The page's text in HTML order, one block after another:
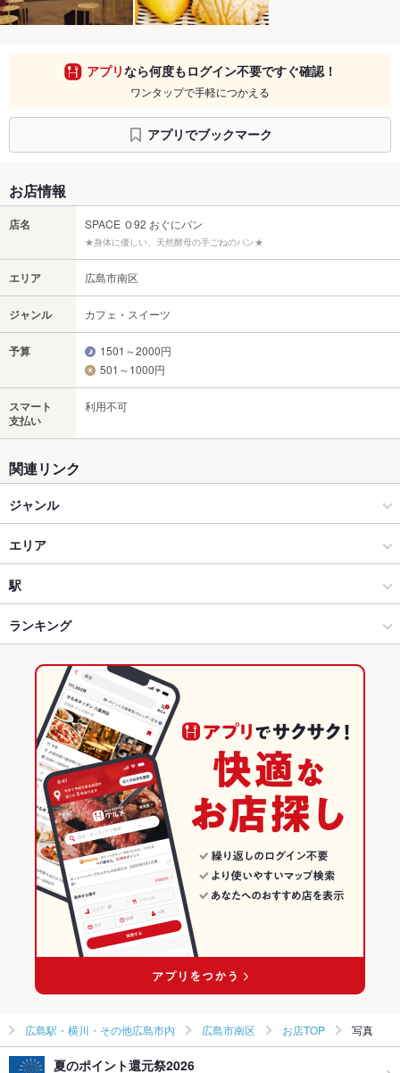
アプリなら何度もログイン不要ですぐ確認！
ワンタップで手軽につかえる
アプリでブックマーク
お店情報
店名 SPACE Ｏ92 おぐにパン
★身体に優しい、天然酵母の手ごねのパン★
エリア 広島市南区
ジャンル カフェ・スイーツ
予算
1501～2000円
501～1000円
スマート
支払い
利用不可
関連リンク
ジャンル
カフェ・スイーツ
カフェ
広島駅・横川・その他広島市内 × カフェ・スイーツ
広島駅・横川・その他広島市内 × カフェ
皆実町六丁目（西側）駅 × カフェ・スイーツ
皆実町六丁目（西側）駅 × カフェ
エリア
広島市南区
広島市南区 × カフェ・スイーツ
広島市南区 × カフェ
広島 × カフェ・スイーツ
広島 × カフェ
駅
広大附属学校前駅
皆実町六丁目（西側）駅
御幸橋駅
ランキング
広島のグルメランキング
広島のカフェ・スイーツランキング
広島駅・横川・その他広島市内のグルメランキング
広島駅・横川・その他広島市内のカフェ・スイーツランキング
広島市南区のグルメランキング
広島駅・横川・その他広島市内 広島市南区 お店TOP 写真
夏のポイント還元祭2026